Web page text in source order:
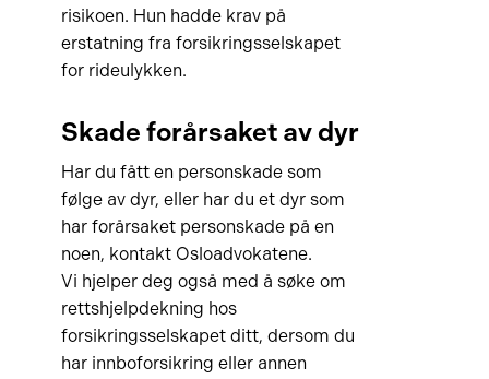
risikoen. Hun hadde krav på
erstatning fra forsikringsselskapet
for rideulykken.
Skade forårsaket av dyr
Har du fått en personskade som
følge av dyr, eller har du et dyr som
har forårsaket personskade på en
noen, kontakt Osloadvokatene.
Vi hjelper deg også med å søke om
rettshjelpdekning hos
forsikringsselskapet ditt, dersom du
har innboforsikring eller annen